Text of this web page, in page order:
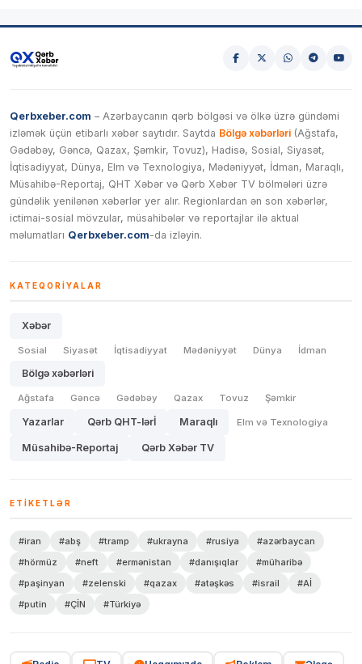
Qerbxeber.com – Azərbaycanın qərb bölgəsi və ölkə üzrə gündəmi
izləmək üçün etibarlı xəbər saytıdır. Saytda Bölgə xəbərləri (Ağstafa,
Gədəbəy, Gəncə, Qazax, Şəmkir, Tovuz), Hadisə, Sosial, Siyasət,
İqtisadiyyat, Dünya, Elm və Texnologiya, Mədəniyyət, İdman, Maraqlı,
Müsahibə-Reportaj, QHT Xəbər və Qərb Xəbər TV bölmələri üzrə
gündəlik yenilənən xəbərlər yer alır. Regionlardan ən son xəbərlər,
ictimai-sosial mövzular, müsahibələr və reportajlar ilə aktual
məlumatları Qerbxeber.com-da izləyin.
KATEQORIYALAR
Xəbər
Sosial Siyasət İqtisadiyyat Mədəniyyət Dünya İdman
Bölgə xəbərləri
Ağstafa Gəncə Gədəbəy Qazax Tovuz Şəmkir
Yazarlar Qərb QHT-lərİ Maraqlı Elm və Texnologiya
Müsahibə-Reportaj Qərb Xəbər TV
ETIKETLƏR
#iran #abş #tramp #ukrayna #rusiya
#azərbaycan
#hörmüz
#neft #ermənistan #danışıqlar
#müharibə
#paşinyan
#zelenski #qazax #atəşkəs #israil
#Aİ
#putin
#ÇİN #Türkiyə